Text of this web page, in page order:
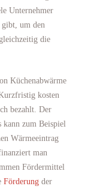
Unternehmer
gibt, um den
die
Küchenabwärme
kosten
bezahlt. Der
zum Beispiel
Wärmeeintrag
man
Fördermittel
Förderung der